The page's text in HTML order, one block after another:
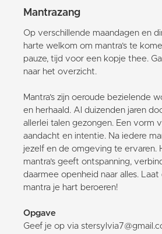
Mantrazang
Op verschillende maandagen en
harte welkom om mantra’s te
pauze, tijd voor een kopje thee.
naar het overzicht.
Mantra’s zijn oeroude bezielende
en herhaald. Al duizenden jaren
allerlei talen gezongen. Een vorm
aandacht en intentie. Na iedere
jezelf en de omgeving te ervaren.
mantra’s geeft ontspanning,
daarmee openheid naar alles.
mantra je hart beroeren!
Opgave
Geef je op via